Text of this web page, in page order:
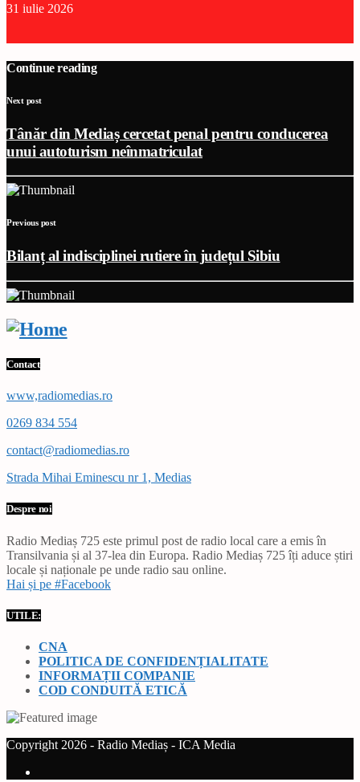
31 iulie 2026
Continue reading
Next post
Tânăr din Mediaș cercetat penal pentru conducerea
unui autoturism neînmatriculat
Previous post
Bilanț al indisciplinei rutiere în județul Sibiu
Contact
www,radiomedias.ro
0269 834 554
contact@radiomedias.ro
Strada Mihai Eminescu nr 1, Medias
Despre noi
Radio Mediaș 725 este primul post de radio local care a emis în
Transilvania și al 37-lea din Europa. Radio Mediaș 725 îți aduce știri
locale și naționale pe unde radio sau online.
Hai și pe #Facebook
UTILE:
CNA
POLITICA DE CONFIDENȚIALITATE
INFORMAȚII COMPANIE
COD CONDUITĂ ETICĂ
Copyright 2026 - Radio Mediaș - ICA Media